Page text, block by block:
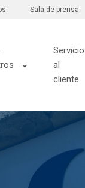
Sala de prensa
Servicio
al
cliente